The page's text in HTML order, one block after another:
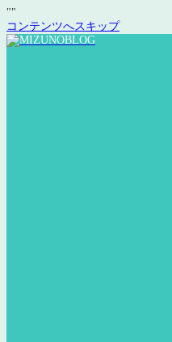
""
コンテンツへスキップ